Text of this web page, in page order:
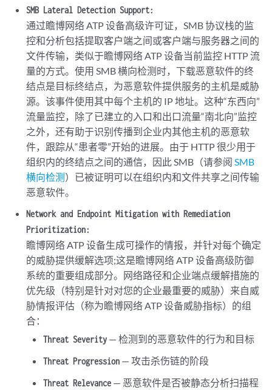
SMB Lateral Detection Support:
通过瞻博网络 ATP 设备高级许可证，SMB 协议栈的监
控和分析包括提取客户端之间或客户端与服务器之间的
文件传输，类似于瞻博网络 ATP 设备当前监控 HTTP 流
量的方式。使用 SMB 横向检测时，下载恶意软件的终
结点是目标终结点，为恶意软件提供服务的主机是威胁
源。该事件使用其中每个主机的 IP 地址。这种“东西向”
流量监控，除了已建立的入口和出口流量“南北向”监控
之外，还有助于识别传播到企业内其他主机的恶意软
件，跟踪从“患者零”开始的进展。由于 HTTP 很少用于
组织内的终结点之间的通信，因此 SMB（请参阅 SMB
横向检测）已被证明可以在组织内和文件共享之间传输
恶意软件。
Network and Endpoint Mitigation with Remediation
Prioritization:
瞻博网络 ATP 设备生成可操作的情报，并针对每个确定
的威胁提供缓解选项;这是瞻博网络 ATP 设备高级防御
系统的重要组成部分。网络路径和企业端点缓解措施的
优先级（特别是针对对您的企业最重要的威胁）来自威
胁情报评估（称为瞻博网络 ATP 设备威胁指标）的组
合：
Threat Severity— 检测到的恶意软件的行为和目标
Threat Progression— 攻击杀伤链的阶段
Threat Relevance— 恶意软件是否被静态分析扫描程